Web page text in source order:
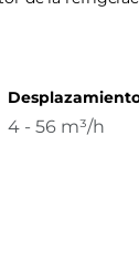
4 - 56 m³/h